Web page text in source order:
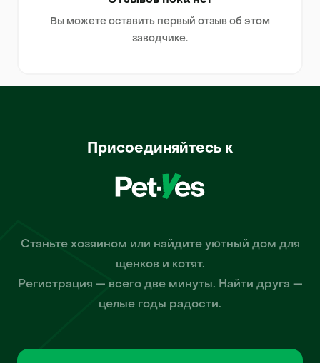
Вы можете оставить первый отзыв об этом
заводчике.
Присоединяйтесь к
Станьте хозяином или найдите уютный дом для
щенков и котят.
Регистрация — всего две минуты. Найти друга —
целые годы радости.